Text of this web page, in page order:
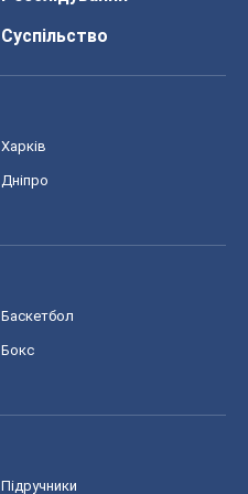
Суспільство
Харків
Дніпро
Баскетбол
Бокс
Підручники